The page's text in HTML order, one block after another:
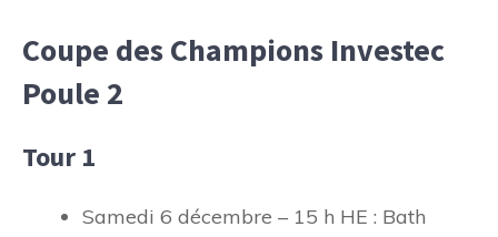
Coupe des Champions Investec
Poule 2
Tour 1
Samedi 6 décembre – 15 h HE : Bath